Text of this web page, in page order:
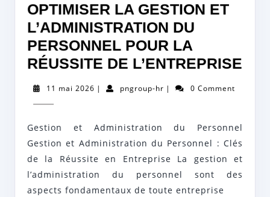
OPTIMISER LA GESTION ET
L’ADMINISTRATION DU
PERSONNEL POUR LA
RÉUSSITE DE L’ENTREPRISE
DU
11 mai 2026 11| pngroup-hrpngroup-
| 0 Comment
Gestion et Administration du Personnel
Gestion et Administration du Personnel : Clés
de la Réussite en Entreprise La gestion et
l’administration du personnel sont des
aspects fondamentaux de toute entreprise